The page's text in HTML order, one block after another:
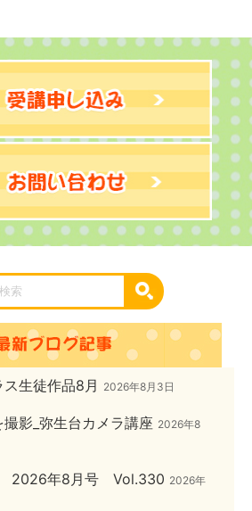
生徒作品8月 2026年8月3日
影_弥生台カメラ講座 2026年8
2026年8月号 Vol.330 2026年